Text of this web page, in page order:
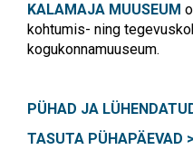
KALAMAJA MUUSEUM
kohtumis- ning
kogukonnamuuseum.
PÜHAD JA
TASUTA PÜHAPÄEVAD >